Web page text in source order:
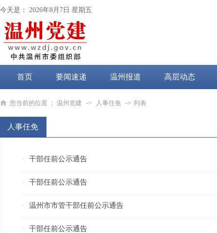
今天是： 2026年8月7日 星期五
首页 要闻速递 温州报道 高层动态
党纪学习教育
您当前的位置 ： 温州党建 -> 人事任免 -> 列表
人事任免
· 干部任前公示通告
· 干部任前公示通告
· 温州市市管干部任前公示通告
· 干部任前公示通告